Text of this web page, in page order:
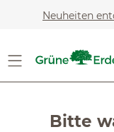
Zum Hauptinhalt
Neuheiten
Bitte